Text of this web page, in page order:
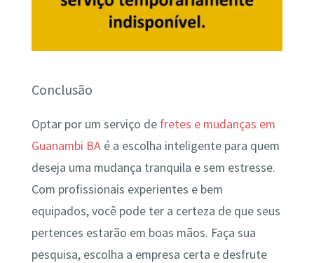
Conclusão
Optar por um serviço de fretes e mudanças em
Guanambi BAé a escolha inteligente para quem
deseja uma mudança tranquila e sem estresse.
Com profissionais experientes e bem
equipados, você pode ter a certeza de que seus
pertences estarão em boas mãos. Faça sua
pesquisa, escolha a empresa certa e desfrute